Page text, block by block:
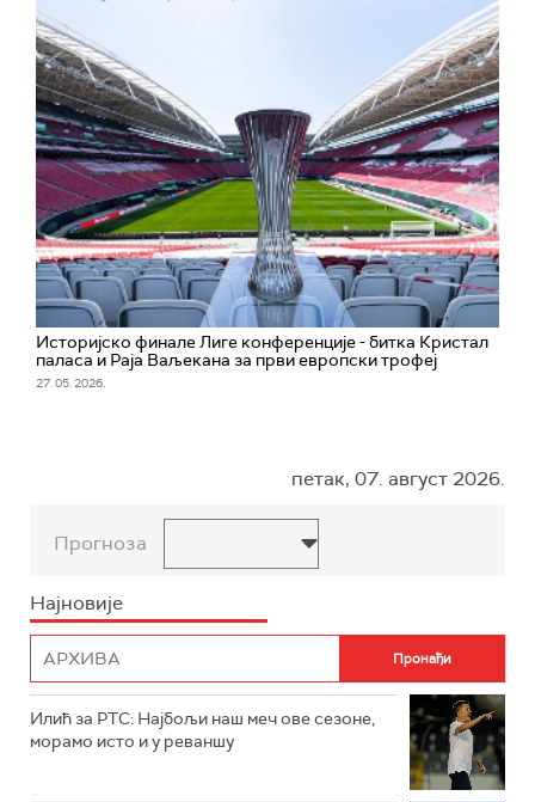
Историјско финале Лиге конференције - битка Кристал
паласа и Раја Ваљекана за први европски трофеј
27. 05. 2026.
петак, 07. август 2026.
Прогноза
Најновије
Илић за РТС: Најбољи наш меч ове сезоне,
морамо исто и у реваншу